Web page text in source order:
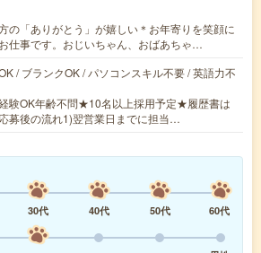
の「ありがとう」が嬉しい＊お年寄りを笑顔に
仕事です。おじいちゃん、おばあちゃ…
/ ブランクOK / パソコンスキル不要 / 英語力不
験OK年齢不問★10名以上採用予定★履歴書は
募後の流れ1)翌営業日までに担当…
30代 40代 50代
60代